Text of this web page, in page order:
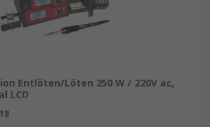
gewünschte Temperatur.
Arbeiten: Leichte
Viele Modelle verfügen über
um empfindliche Elektronik vor
zu schützen.
Entlöten/Löten 250 W / 220V ac,
LCD